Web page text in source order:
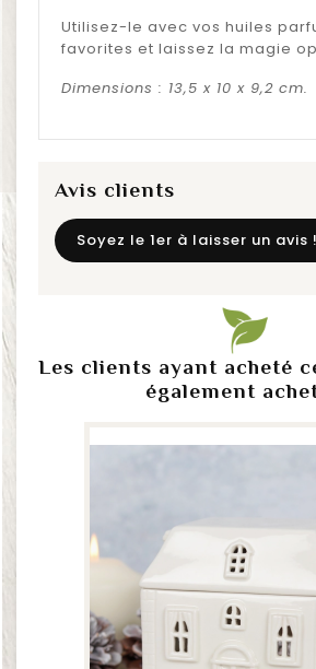
Utilisez-le avec vos huiles
favorites et laissez la magie
Dimensions : 13,5 x 10 x 9,2 cm.
Avis clients
Soyez le 1er à laisser un avis !
Les clients ayant acheté
également